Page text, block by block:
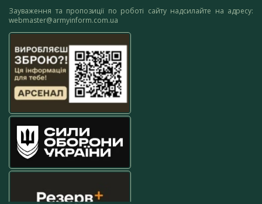
Зауваження та пропозиції по роботі сайту надсилайте на адресу:
webmaster@armyinform.com.ua